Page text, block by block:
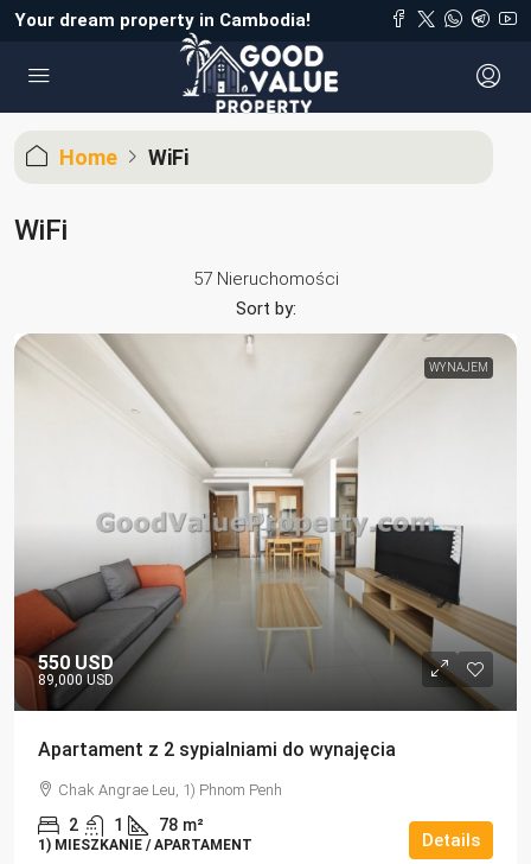
Your dream property in Cambodia!
Home WiFi
WiFi
57 Nieruchomości
Sort by:
WYNAJEM
550 USD
89,000 USD
Apartament z 2 sypialniami do wynajęcia
Chak Angrae Leu, 1) Phnom Penh
2 1 78 m²
1) MIESZKANIE / APARTAMENT Details